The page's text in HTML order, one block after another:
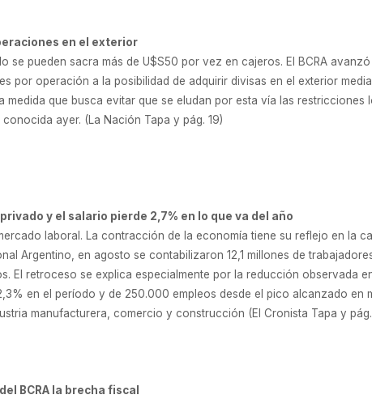
en el exterior
se pueden sacra más de U$S50 por vez en cajeros. El BCRA
por operación a la posibilidad de adquirir divisas en el exterior
medida que busca evitar que se eludan por esta vía las
ayer. (La Nación Tapa y pág. 19)
y el salario pierde 2,7% en lo que va del año
laboral. La contracción de la economía tiene su reflejo en la
Argentino, en agosto se contabilizaron 12,1 millones de
El retroceso se explica especialmente por la reducción observada
en el período y de 250.000 empleos desde el pico alcanzado en
manufacturera, comercio y construcción (El Cronista Tapa y
BCRA la brecha fiscal